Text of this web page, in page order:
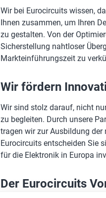
Wir bei Eurocircuits wissen,
Ihnen zusammen, um Ihren
zu gestalten. Von der
Sicherstellung nahtloser
Markteinführungszeit zu
Wir fördern
Wir sind stolz darauf, nicht
zu begleiten. Durch unsere
tragen wir zur Ausbildung
Eurocircuits entscheiden Sie
für die Elektronik in Europa
Der Eurocircuits